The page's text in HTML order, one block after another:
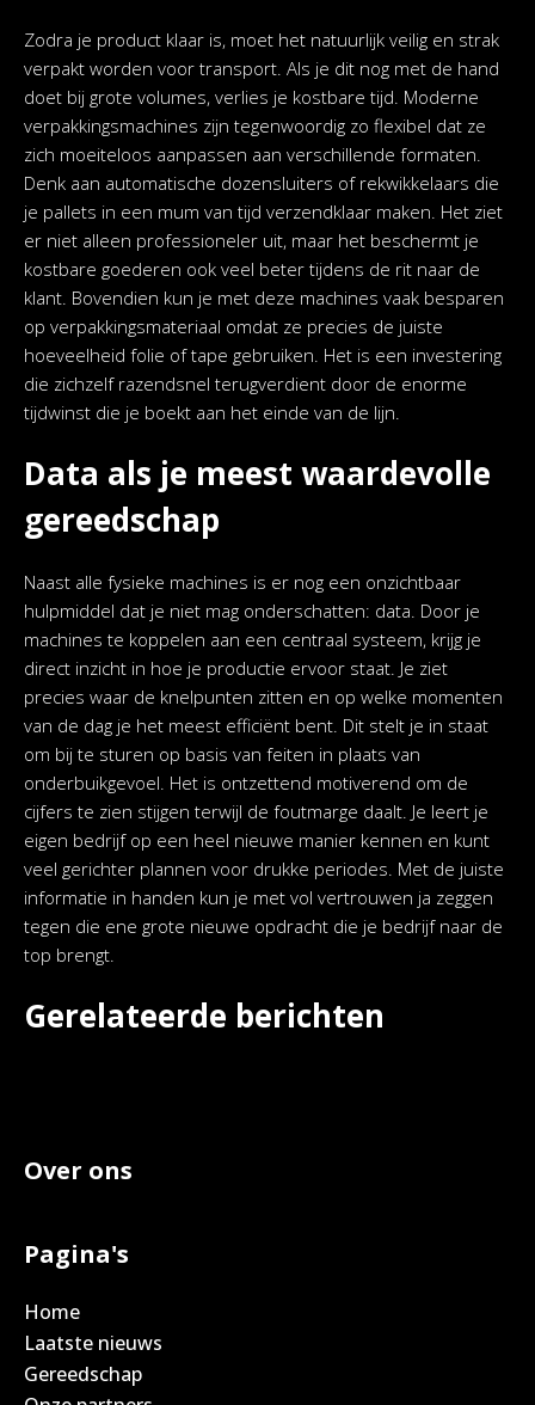
Zodra je product klaar is, moet het natuurlijk veilig en strak
verpakt worden voor transport. Als je dit nog met de hand
doet bij grote volumes, verlies je kostbare tijd. Moderne
verpakkingsmachines zijn tegenwoordig zo flexibel dat ze
zich moeiteloos aanpassen aan verschillende formaten.
Denk aan automatische dozensluiters of rekwikkelaars die
je pallets in een mum van tijd verzendklaar maken. Het ziet
er niet alleen professioneler uit, maar het beschermt je
kostbare goederen ook veel beter tijdens de rit naar de
klant. Bovendien kun je met deze machines vaak besparen
op verpakkingsmateriaal omdat ze precies de juiste
hoeveelheid folie of tape gebruiken. Het is een investering
die zichzelf razendsnel terugverdient door de enorme
tijdwinst die je boekt aan het einde van de lijn.
Data als je meest waardevolle
gereedschap
Naast alle fysieke machines is er nog een onzichtbaar
hulpmiddel dat je niet mag onderschatten: data. Door je
machines te koppelen aan een centraal systeem, krijg je
direct inzicht in hoe je productie ervoor staat. Je ziet
precies waar de knelpunten zitten en op welke momenten
van de dag je het meest efficiënt bent. Dit stelt je in staat
om bij te sturen op basis van feiten in plaats van
onderbuikgevoel. Het is ontzettend motiverend om de
cijfers te zien stijgen terwijl de foutmarge daalt. Je leert je
eigen bedrijf op een heel nieuwe manier kennen en kunt
veel gerichter plannen voor drukke periodes. Met de juiste
informatie in handen kun je met vol vertrouwen ja zeggen
tegen die ene grote nieuwe opdracht die je bedrijf naar de
top brengt.
Gerelateerde berichten
Over ons
Pagina's
Home
Laatste nieuws
Gereedschap